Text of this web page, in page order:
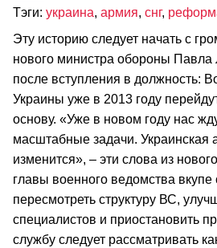
Тэги: украина, армия, снг,
Эту историю следует начать с
нового министра обороны Павла
после вступления в должность:
Украины уже в 2013 году
основу. «Уже в новом году нас
масштабные задачи. Украинская
изменится», – эти слова из
главы военного ведомства
пересмотреть структуру ВС,
специалистов и приостановить
службу следует рассматривать